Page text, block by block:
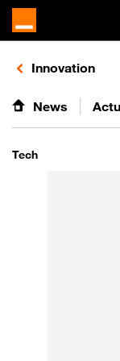
Retours vers
Innovation
News
Tech